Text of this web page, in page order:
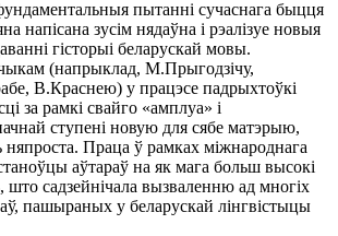
пытанні сучаснага быцця
напісана зусім нядаўна і рэалізуе новыя
гісторыі беларускай мовы.
(напрыклад, М.Прыгодзічу,
В.Краснею) у працэсе падрыхтоўкі
за рамкі свайго «амплуа» і
ступені новую для сябе матэрыю,
няпроста. Праца ў рамках міжнароднага
аўтараў на як мага больш высокі
што садзейнічала вызваленню ад многіх
пашыраных у беларускай лінгвістыцы